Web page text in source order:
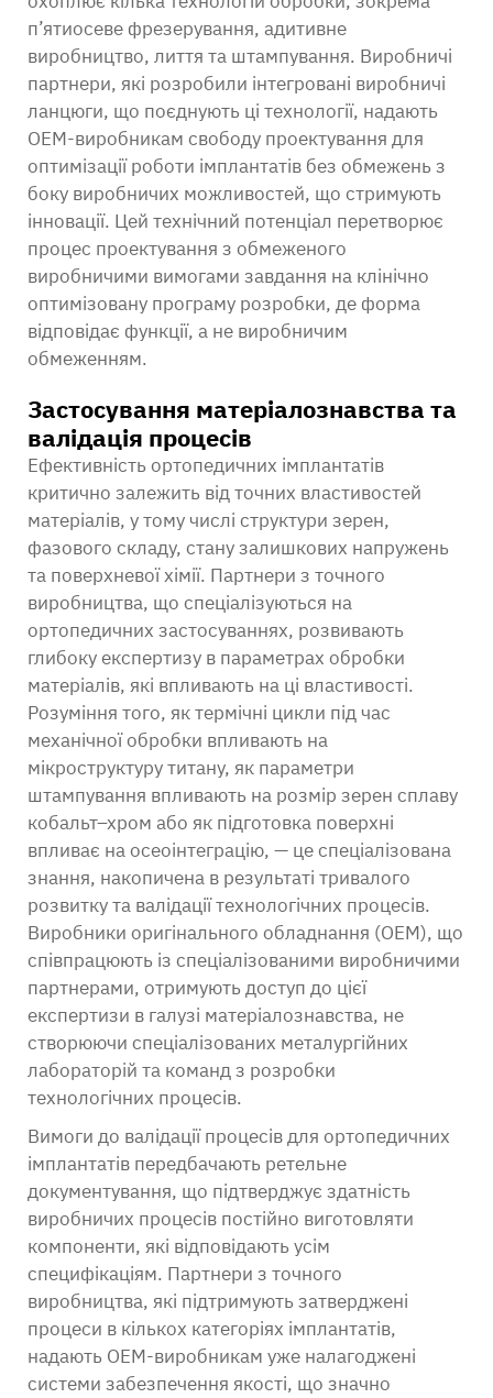
п’ятиосеве фрезерування, адитивне
виробництво, лиття та штампування. Виробничі
партнери, які розробили інтегровані виробничі
ланцюги, що поєднують ці технології, надають
OEM-виробникам свободу проектування для
оптимізації роботи імплантатів без обмежень з
боку виробничих можливостей, що стримують
інновації. Цей технічний потенціал перетворює
процес проектування з обмеженого
виробничими вимогами завдання на клінічно
оптимізовану програму розробки, де форма
відповідає функції, а не виробничим
обмеженням.
Застосування матеріалознавства та
валідація процесів
Ефективність ортопедичних імплантатів
критично залежить від точних властивостей
матеріалів, у тому числі структури зерен,
фазового складу, стану залишкових напружень
та поверхневої хімії. Партнери з точного
виробництва, що спеціалізуються на
ортопедичних застосуваннях, розвивають
глибоку експертизу в параметрах обробки
матеріалів, які впливають на ці властивості.
Розуміння того, як термічні цикли під час
механічної обробки впливають на
мікроструктуру титану, як параметри
штампування впливають на розмір зерен сплаву
кобальт–хром або як підготовка поверхні
впливає на осеоінтеграцію, — це спеціалізована
знання, накопичена в результаті тривалого
розвитку та валідації технологічних процесів.
Виробники оригінального обладнання (OEM), що
співпрацюють із спеціалізованими виробничими
партнерами, отримують доступ до цієї
експертизи в галузі матеріалознавства, не
створюючи спеціалізованих металургійних
лабораторій та команд з розробки
технологічних процесів.
Вимоги до валідації процесів для ортопедичних
імплантатів передбачають ретельне
документування, що підтверджує здатність
виробничих процесів постійно виготовляти
компоненти, які відповідають усім
специфікаціям. Партнери з точного
виробництва, які підтримують затверджені
процеси в кількох категоріях імплантатів,
надають OEM-виробникам уже налагоджені
системи забезпечення якості, що значно